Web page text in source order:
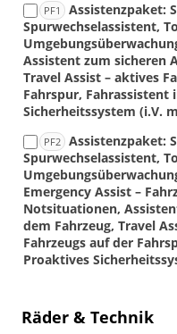
PF1
Assistenzpaket:
Spurwechselassistent,
Assistent zum sicheren
Travel Assist – aktives
Fahrspur, Fahrassistent
Sicherheitssystem (i.V.
PF2 Assistenzpaket:
Spurwechselassistent,
Emergency Assist –
Notsituationen,
dem Fahrzeug, Travel
Fahrzeugs auf der
Proaktives
Räder & Technik